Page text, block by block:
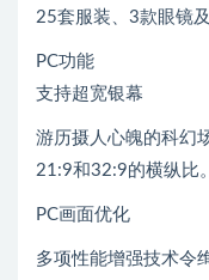
25套服装、3款眼镜
PC功能
支持超宽银幕
游历摄人心魄的科幻
21:9和32:9的横纵比。
PC画面优化
多项性能增强技术令